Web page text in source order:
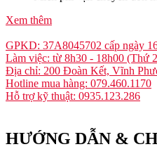
Xem thêm
GPKD: 37A8045702 cấp ngày
Làm việc: từ 8h30 - 18h00 (Thứ
Địa chỉ: 200 Đoàn Kết, Vĩnh
Hotline mua hàng: 079.460.1170
Hỗ trợ kỹ thuật: 0935.123.286
HƯỚNG DẪN &